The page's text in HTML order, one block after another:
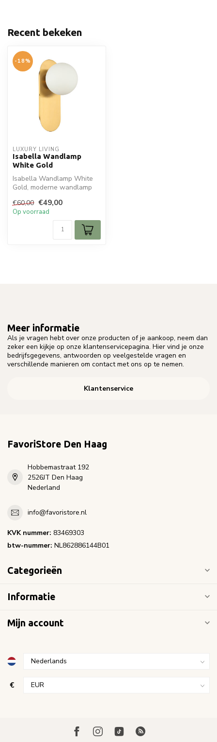
Recent bekeken
-18%
LUXURY LIVING
Isabella Wandlamp
White Gold
Isabella Wandlamp White
Gold, moderne wandlamp
witte glaz...
€60,00 €49,00
Op voorraad
Meer informatie
Als je vragen hebt over onze producten of je aankoop, neem dan
zeker een kijkje op onze klantenservicepagina. Hier vind je onze
bedrijfsgegevens, antwoorden op veelgestelde vragen en
verschillende manieren om contact met ons op te nemen.
Klantenservice
FavoriStore Den Haag
Hobbemastraat 192
2526JT Den Haag
Nederland
info@favoristore.nl
KVK nummer: 83469303
btw-nummer: NL862886144B01
Categorieën
Informatie
Mijn account
€